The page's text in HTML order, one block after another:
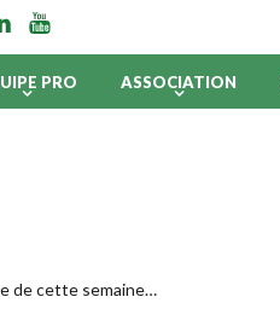
PRO ASSOCIATION
de cette semaine…